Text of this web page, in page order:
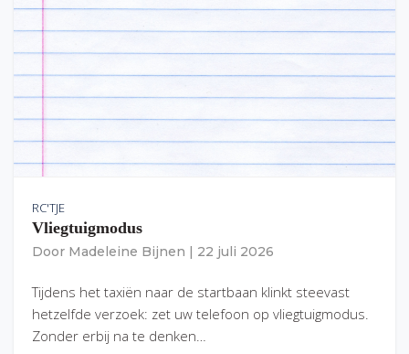
RC'TJE
Vliegtuigmodus
Door Madeleine Bijnen 22 juli 2026
Tijdens het taxiën naar de startbaan klinkt steevast
hetzelfde verzoek: zet uw telefoon op vliegtuigmodus.
Zonder erbij na te denken…